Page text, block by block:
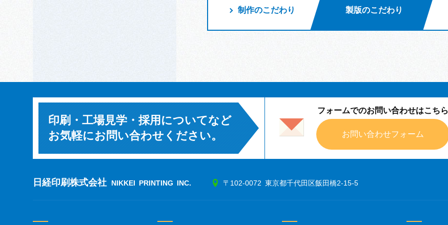
制作のこだわり 製版のこだわり
印刷・工場見学・採用についてなど
お気軽にお問い合わせください。
フォームでのお問い合わせはこちら
お問い合わせフォーム
日経印刷株式会社 NIKKEI PRINTING INC. 〒102-0072 東京都千代田区飯田橋2-15-5